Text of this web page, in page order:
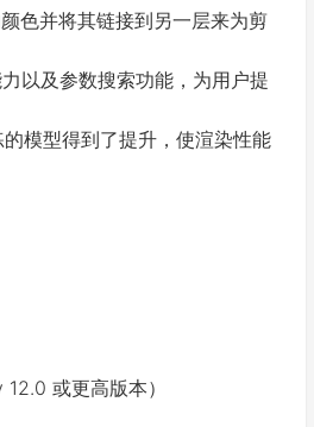
色并将其链接到另一层来为剪
以及参数搜索功能，为用户提
模型得到了提升，使渲染性能
或更高版本）